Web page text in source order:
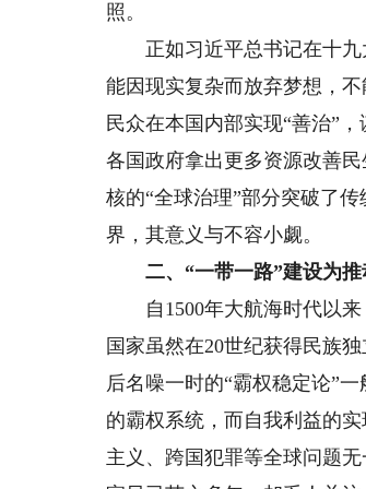
照。
正如习近平总书记在十九
能因现实复杂而放弃梦想，
民众在本国内部实现“善治”
各国政府拿出更多资源改善
核的“全球治理”部分突破了
界，其意义与不容小觑。
二、“一带一路”建设为推
自1500年大航海时代以来
国家虽然在20世纪获得民族
后名噪一时的“霸权稳定论”
的霸权系统，而自我利益的
主义、跨国犯罪等全球问题